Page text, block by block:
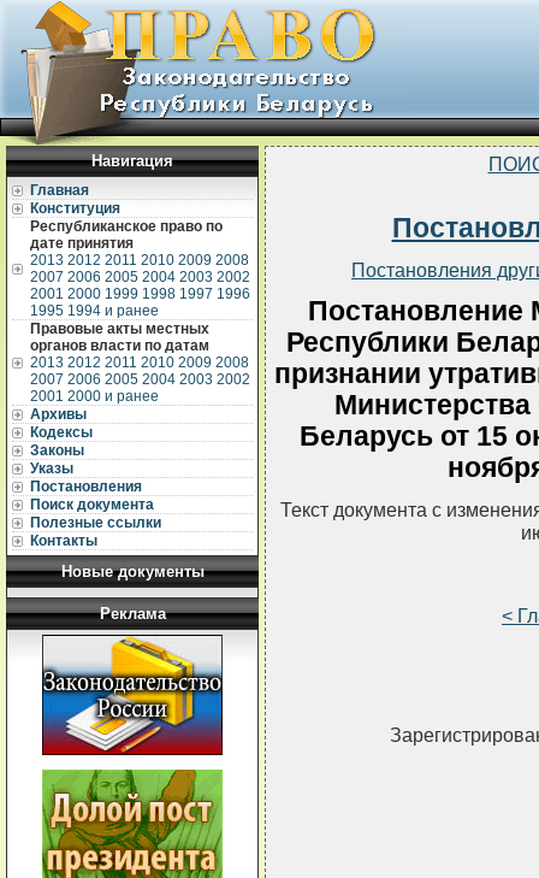
Навигация
Главная
Конституция
Республиканское право по
дате принятия
2013 2012 2011 2010 2009 2008
2007 2006 2005 2004 2003 2002
2001 2000 1999 1998 1997 1996
1995 1994 и ранее
Правовые акты местных
органов власти по датам
2013 2012 2011 2010 2009 2008
2007 2006 2005 2004 2003 2002
2001 2000 и ранее
Архивы
Кодексы
Законы
Указы
Постановления
Поиск документа
Полезные ссылки
Контакты
Новые документы
Реклама
Постановления
Постановление
Республики
признании
Беларусь от 15
Текст документа с
<